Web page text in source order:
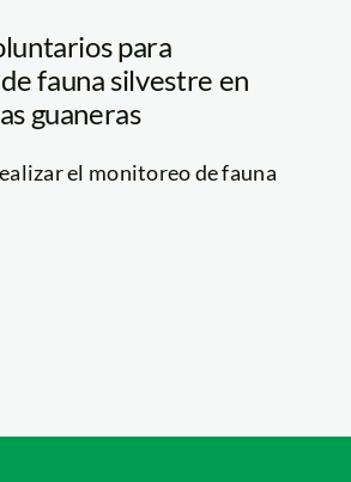
para
fauna silvestre en
guaneras
el monitoreo de fauna